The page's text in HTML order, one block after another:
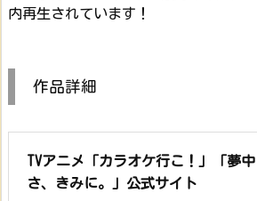
内再生されています！
作品詳細
TVアニメ「カラオケ行こ！」「夢中
さ、きみに。」公式サイト